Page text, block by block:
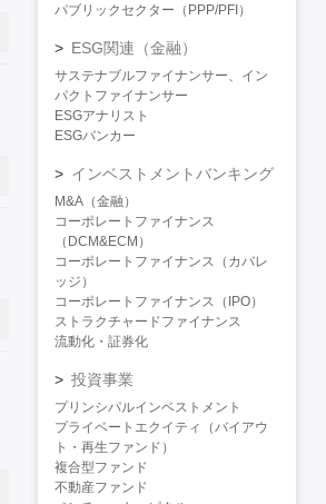
パブリックセクター（PPP/PFI）
ESG関連（金融）
サステナブルファイナンサー、イン
パクトファイナンサー
ESGアナリスト
ESGバンカー
インベストメントバンキング
M&A（金融）
コーポレートファイナンス
（DCM&ECM）
コーポレートファイナンス（カバレ
ッジ）
コーポレートファイナンス（IPO）
ストラクチャードファイナンス
流動化・証券化
投資事業
プリンシパルインベストメント
プライベートエクイティ（バイアウ
ト・再生ファンド）
複合型ファンド
不動産ファンド